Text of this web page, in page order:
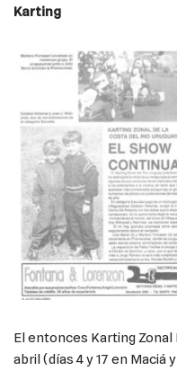
Karting
El entonces Karting Zonal
abril (días 4 y 17 en